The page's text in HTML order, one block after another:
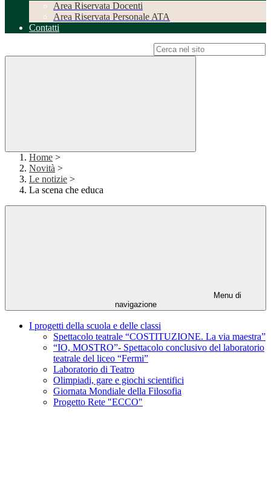
Area Riservata Docenti
Area Riservata Personale ATA
Contatti
Home >
Novità >
Le notizie >
La scena che educa
Menu di
navigazione
I progetti della scuola e delle classi
Spettacolo teatrale “COSTITUZIONE. La via maestra”
“IO, MOSTRO”- Spettacolo conclusivo del laboratorio
teatrale del liceo “Fermi”
Laboratorio di Teatro
Olimpiadi, gare e giochi scientifici
Giornata Mondiale della Filosofia
Progetto Rete "ECCO"